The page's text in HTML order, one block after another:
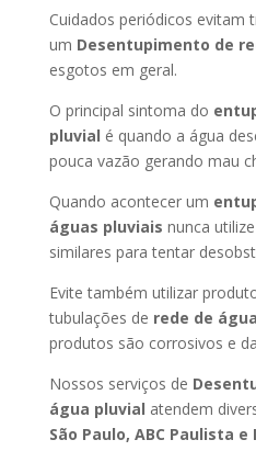
Cuidados periódicos evitam
um Desentupimento de
esgotos em geral.
O principal sintoma do
pluvial é quando a água
pouca vazão gerando mau
Quando acontecer um
águas pluviais nunca
similares para tentar
Evite também utilizar
tubulações de rede de
produtos são corrosivos e
Nossos serviços de
água pluvial atendem
São Paulo, ABC Paulista